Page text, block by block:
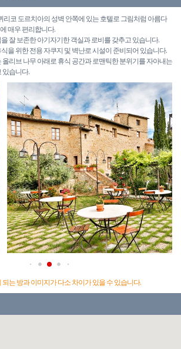
리코 도르치아의 성벽 안쪽에 있는 호텔로 그림처럼 아름다
매우 편리합니다.
잘 보존한 아기자기한 객실과 로비를 갖추고 있습니다.
을 위한 전용 자쿠지 및 벽난로 시설이 준비되어 있습니다.
리브 나무 아래로 휴식 공간과 로맨틱한 분위기를 자아내는
있습니다.
는 방과 이미지가 다소 차이가 있을 수 있습니다.